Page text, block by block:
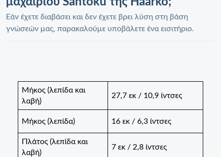
Εάν έχετε διαβάσει και δεν έχετε βρει λύση στη βάση
γνώσεών μας, παρακαλούμε υποβάλετε ένα εισιτήριο.
Μήκος (λεπίδα και
λαβή)
27,7 εκ / 10,9 ίντσες
Μήκος (λεπίδα) 16 εκ / 6,3 ίντσες
Πλάτος (λεπίδα και
λαβή)
7 εκ / 2,8 ίντσες